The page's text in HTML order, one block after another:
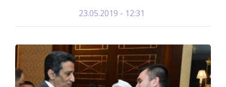
23.05.2019 - 12:31